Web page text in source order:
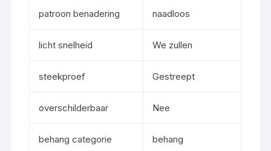
patroon benadering naadloos
licht snelheid We zullen
steekproef Gestreept
overschilderbaar Nee
behang categorie behang